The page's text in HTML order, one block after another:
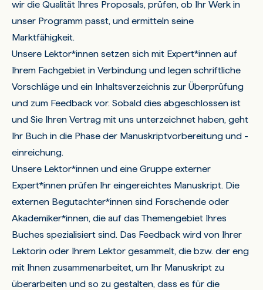
wir die Qualität Ihres Proposals, prüfen, ob Ihr Werk in
unser Programm passt, und ermitteln seine
Marktfähigkeit.
Unsere Lektor*innen setzen sich mit Expert*innen auf
Ihrem Fachgebiet in Verbindung und legen schriftliche
Vorschläge und ein Inhaltsverzeichnis zur Überprüfung
und zum Feedback vor. Sobald dies abgeschlossen ist
und Sie Ihren Vertrag mit uns unterzeichnet haben, geht
Ihr Buch in die Phase der Manuskriptvorbereitung und -
einreichung.
Unsere Lektor*innen und eine Gruppe externer
Expert*innen prüfen Ihr eingereichtes Manuskript. Die
externen Begutachter*innen sind Forschende oder
Akademiker*innen, die auf das Themengebiet Ihres
Buches spezialisiert sind. Das Feedback wird von Ihrer
Lektorin oder Ihrem Lektor gesammelt, die bzw. der eng
mit Ihnen zusammenarbeitet, um Ihr Manuskript zu
überarbeiten und so zu gestalten, dass es für die